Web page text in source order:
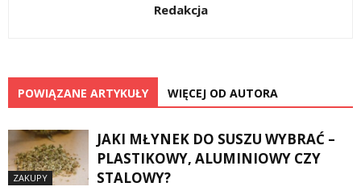
Redakcja
POWIĄZANE ARTYKUŁY WIĘCEJ OD AUTORA
ZAKUPY
JAKI MŁYNEK DO SUSZU WYBRAĆ –
PLASTIKOWY, ALUMINIOWY CZY
STALOWY?